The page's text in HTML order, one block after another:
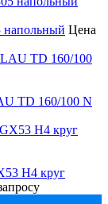
напольный Цена
TD 160/100 N
H4 круг